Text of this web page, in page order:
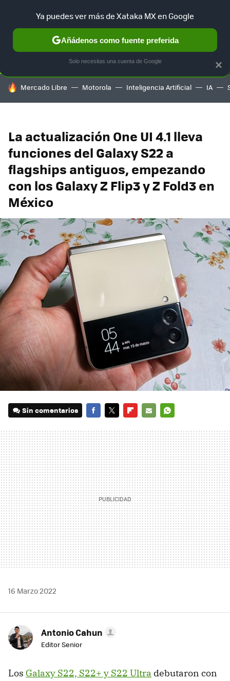
SELECCIÓN GAMING HOME AUTO TERRITORIO
HOY SE HABLA DE
Mercado Libre Motorola Inteligencia Artificial IA
La actualización One UI 4.1 lleva
funciones del Galaxy S22 a
flagships antiguos, empezando
con los Galaxy Z Flip3 y Z Fold3 en
México
Sin comentarios
MAIL
16 Marzo 2022
Antonio Cahun
Editor Senior
Los Galaxy S22, S22+ y S22 Ultra debutaron con
×
Ya puedes ver más de Xataka MX en Google
Añádenos como fuente preferida
Solo necesitas una cuenta de Google